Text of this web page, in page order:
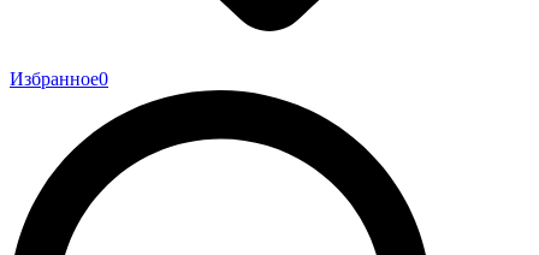
Избранное0